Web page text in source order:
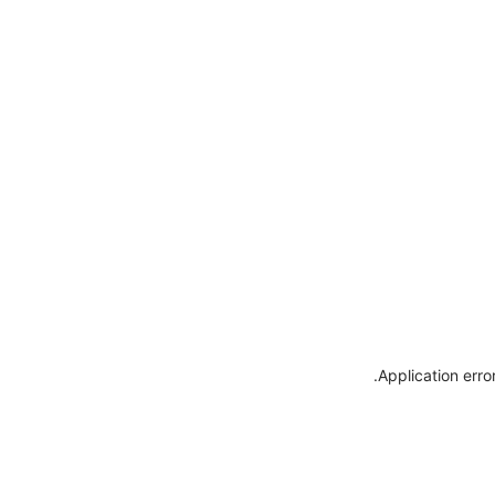
Application
.